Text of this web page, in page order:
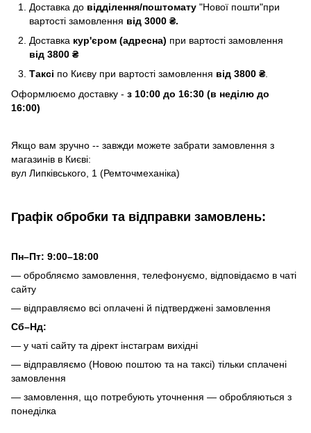
Доставка до відділення/поштомату "Нової пошти"при
вартості замовлення від 3000 ₴.
Доставка кур'єром (адресна) при вартості замовлення
від 3800 ₴
Таксі по Києву при вартості замовлення від 3800 ₴.
Оформлюємо доставку - з 10:00 до 16:30 (в неділю до
16:00)
Якщо вам зручно -- завжди можете забрати замовлення з
магазинів в Києві:
вул Липківського, 1 (Ремточмеханіка)
Графік обробки та відправки замовлень:
Пн–Пт: 9:00–18:00
— обробляємо замовлення, телефонуємо, відповідаємо в чаті
сайту
— відправляємо всі оплачені й підтверджені замовлення
Сб–Нд:
— у чаті сайту та дірект інстаграм вихідні
— відправляємо (Новою поштою та на таксі) тільки сплачені
замовлення
— замовлення, що потребують уточнення — обробляються з
понеділка